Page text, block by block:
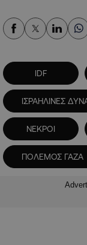
IDF
ΙΣΡΑΗΛΙΝΕΣ
ΝΕΚΡΟΙ
ΠΟΛΕΜΟΣ ΓΑΖΑ